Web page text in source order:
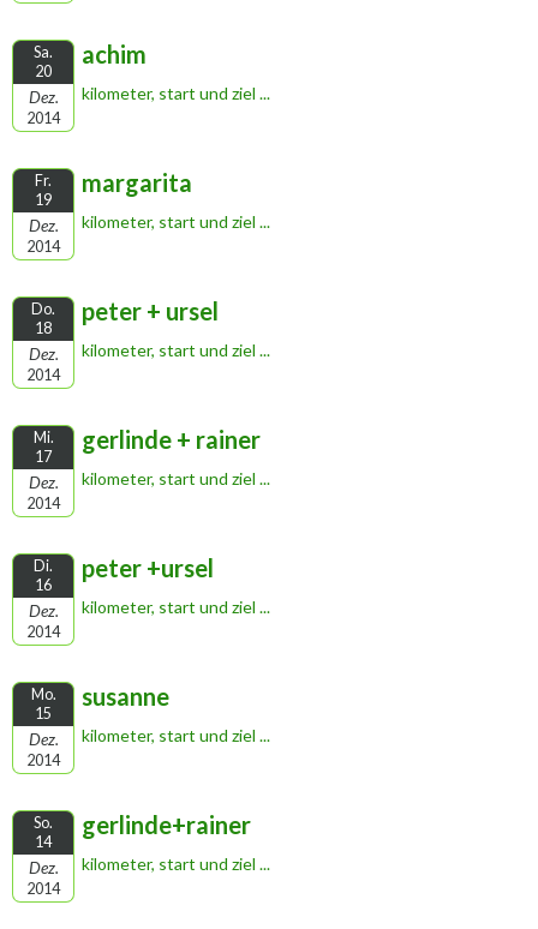
Sa.
20
Dez.
2014
achim
kilometer, start und ziel ...
Fr.
19
Dez.
2014
margarita
kilometer, start und ziel ...
Do.
18
Dez.
2014
peter + ursel
kilometer, start und ziel ...
Mi.
17
Dez.
2014
gerlinde + rainer
kilometer, start und ziel ...
Di.
16
Dez.
2014
peter +ursel
kilometer, start und ziel ...
Mo.
15
Dez.
2014
susanne
kilometer, start und ziel ...
So.
14
Dez.
2014
gerlinde+rainer
kilometer, start und ziel ...